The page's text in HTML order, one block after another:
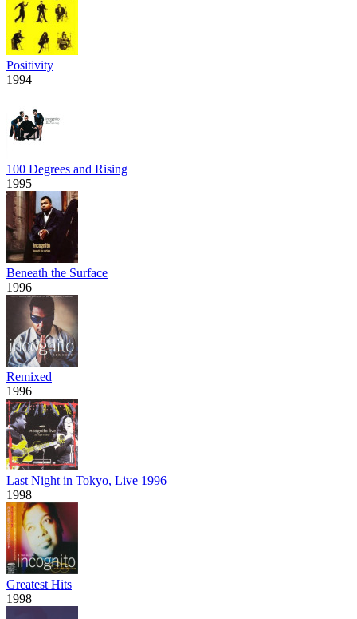
Positivity
1994
100 Degrees and Rising
1995
Beneath the Surface
1996
Remixed
1996
Last Night in Tokyo, Live 1996
1998
Greatest Hits
1998